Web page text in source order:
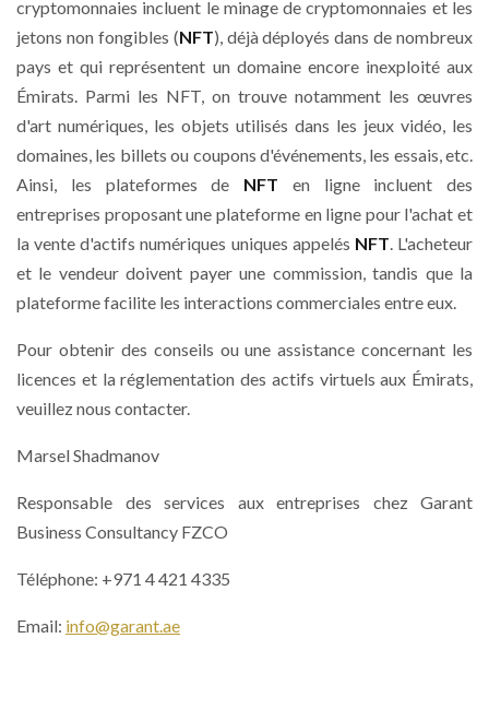
cryptomonnaies incluent le minage de cryptomonnaies et les
jetons non fongibles (NFT), déjà déployés dans de nombreux
pays et qui représentent un domaine encore inexploité aux
Émirats. Parmi les NFT, on trouve notamment les œuvres
d'art numériques, les objets utilisés dans les jeux vidéo, les
domaines, les billets ou coupons d'événements, les essais, etc.
Ainsi, les plateformes de NFT en ligne incluent des
entreprises proposant une plateforme en ligne pour l'achat et
la vente d'actifs numériques uniques appelés NFT . L'acheteur
et le vendeur doivent payer une commission, tandis que la
plateforme facilite les interactions commerciales entre eux.
Pour obtenir des conseils ou une assistance concernant les
licences et la réglementation des actifs virtuels aux Émirats,
veuillez nous contacter.
Marsel Shadmanov
Responsable des services aux entreprises chez Garant
Business Consultancy FZCO
Téléphone: +971 4 421 4335
Email: info@garant.ae